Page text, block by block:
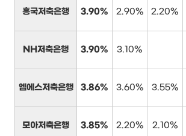
흥국저축은행 3.90% 2.90% 2.20%
NH저축은행 3.90% 3.10%
엠에스저축은행 3.86% 3.60% 3.55%
모아저축은행 3.85% 2.20% 2.10%